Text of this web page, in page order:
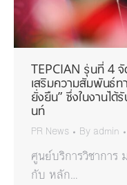
TEPCIAN รุ่นที่ 4
เสริมความสัมพันธ์ท
ยั่งยืน” ซึ่งในงานไ
นท์
PR News By admin
ศูนย์บริการวิชาการ
กับ หลัก…